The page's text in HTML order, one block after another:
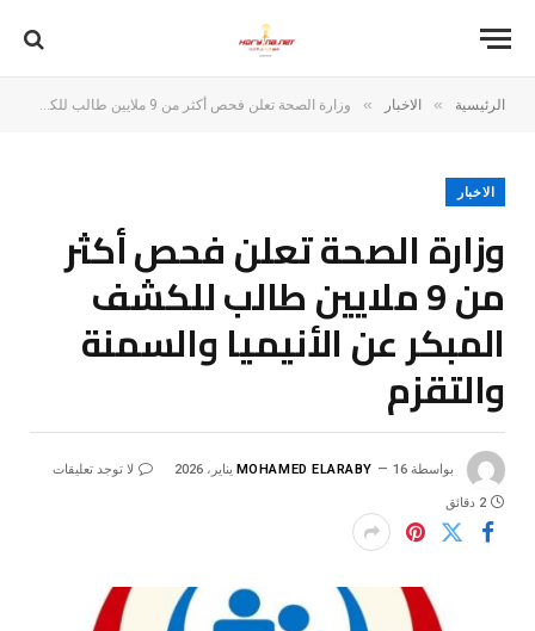
الرئيسية » الاخبار » وزارة الصحة تعلن فحص أكثر من 9 ملايين طالب للكشف المبكر عن الأنيميا والسمنة والتقزم
الاخبار
وزارة الصحة تعلن فحص أكثر
من 9 ملايين طالب للكشف
المبكر عن الأنيميا والسمنة
والتقزم
بواسطة MOHAMED ELARABY 16 يناير، 2026 لا توجد تعليقات
2 دقائق